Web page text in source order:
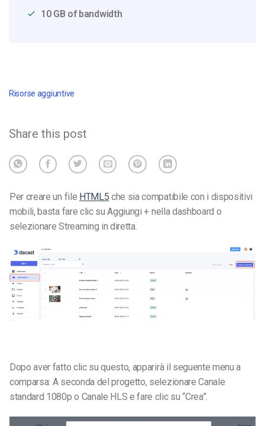
10 GB of bandwidth
Risorse aggiuntive
Share this post
Per creare un file HTML5 che sia compatibile con i dispositivi
mobili, basta fare clic su Aggiungi + nella dashboard o
selezionare Streaming in diretta.
Dopo aver fatto clic su questo, apparirà il seguente menu a
comparsa: A seconda del progetto, selezionare Canale
standard 1080p o Canale HLS e fare clic su “Crea”.